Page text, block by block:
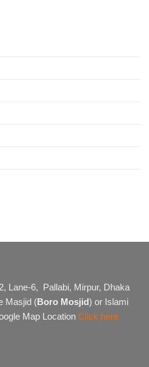
Lane-6, Pallabi, Mirpur, Dhaka
Masjid (Boro Mosjid) or Islami
Map Location Click here